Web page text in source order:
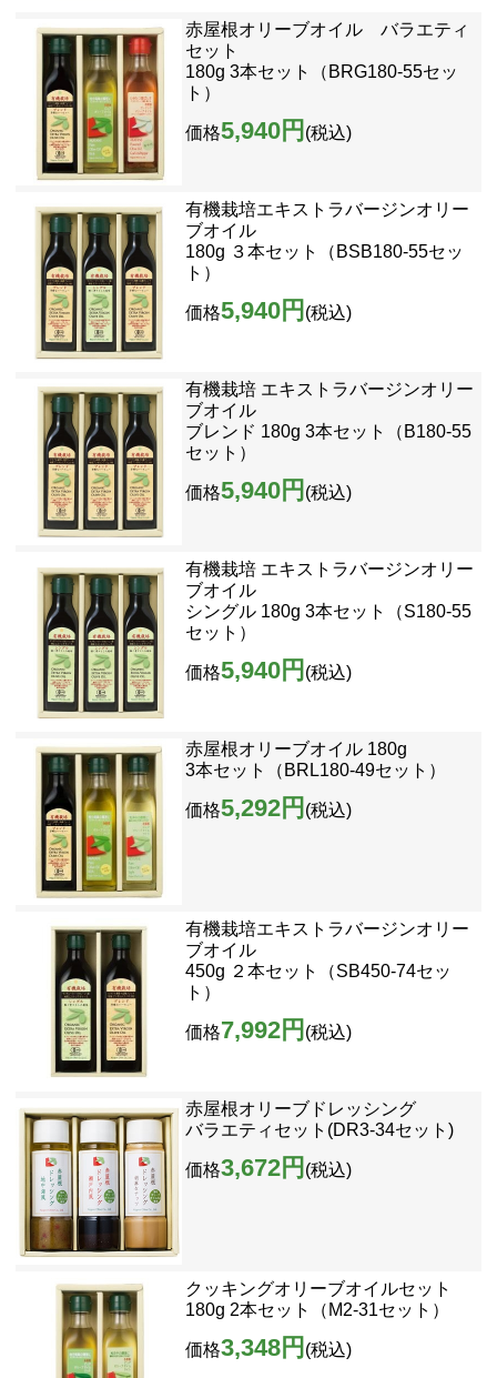
赤屋根オリーブオイル バラエティ
セット
180g 3本セット（BRG180-55セッ
ト）
価格5,940円 (税込)
有機栽培エキストラバージンオリー
ブオイル
180g ３本セット（BSB180-55セッ
ト）
価格5,940円 (税込)
有機栽培 エキストラバージンオリー
ブオイル
ブレンド 180g 3本セット（B180-55
セット）
価格5,940円 (税込)
有機栽培 エキストラバージンオリー
ブオイル
シングル 180g 3本セット（S180-55
セット）
価格5,940円 (税込)
赤屋根オリーブオイル 180g
3本セット（BRL180-49セット）
価格5,292円 (税込)
有機栽培エキストラバージンオリー
ブオイル
450g ２本セット（SB450-74セッ
ト）
価格7,992円 (税込)
赤屋根オリーブドレッシング
バラエティセット(DR3-34セット)
価格3,672円 (税込)
クッキングオリーブオイルセット
180g 2本セット（M2-31セット）
価格3,348円 (税込)